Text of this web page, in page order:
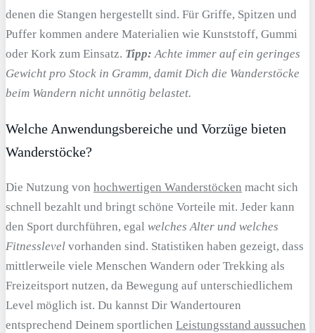
denen die Stangen hergestellt sind. Für Griffe, Spitzen und
Puffer kommen andere Materialien wie Kunststoff, Gummi
oder Kork zum Einsatz. Tipp:Achte immer auf ein geringes
Gewicht pro Stock in Gramm, damit Dich die Wanderstöcke
beim Wandern nicht unnötig belastet.
Welche Anwendungsbereiche und Vorzüge bieten
Wanderstöcke?
Die Nutzung von hochwertigen Wanderstöcken macht sich
schnell bezahlt und bringt schöne Vorteile mit. Jeder kann
den Sport durchführen, egal welches Alter und welches
Fitnesslevel vorhanden sind. Statistiken haben gezeigt, dass
mittlerweile viele Menschen Wandern oder Trekking als
Freizeitsport nutzen, da Bewegung auf unterschiedlichem
Level möglich ist. Du kannst Dir Wandertouren
entsprechend Deinem sportlichen Leistungsstand aussuchen